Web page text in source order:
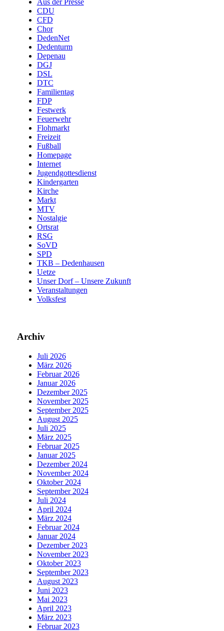
Aus der Presse
CDU
CFD
Chor
DedenNet
Dedenturm
Depenau
DGJ
DSL
DTC
Familientag
FDP
Festwerk
Feuerwehr
Flohmarkt
Freizeit
Fußball
Homepage
Internet
Jugendgottesdienst
Kindergarten
Kirche
Markt
MTV
Nostalgie
Ortsrat
RSG
SoVD
SPD
TKB – Dedenhausen
Uetze
Unser Dorf – Unsere Zukunft
Veranstaltungen
Volksfest
Archiv
Juli 2026
März 2026
Februar 2026
Januar 2026
Dezember 2025
November 2025
September 2025
August 2025
Juli 2025
März 2025
Februar 2025
Januar 2025
Dezember 2024
November 2024
Oktober 2024
September 2024
Juli 2024
April 2024
März 2024
Februar 2024
Januar 2024
Dezember 2023
November 2023
Oktober 2023
September 2023
August 2023
Juni 2023
Mai 2023
April 2023
März 2023
Februar 2023